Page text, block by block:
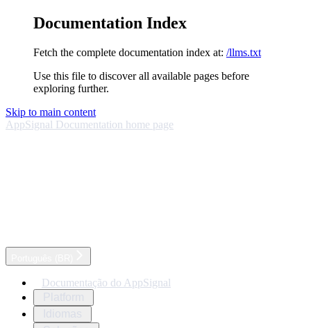
Documentation Index
Fetch the complete documentation index at: /llms.txt
Use this file to discover all available pages before
exploring further.
Skip to main content
AppSignal Documentation home page
Documentação do AppSignal